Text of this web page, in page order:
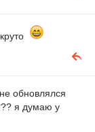
обновлялся
я думаю у